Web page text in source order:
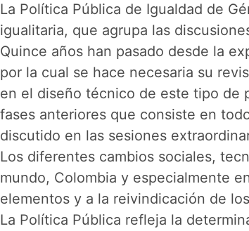
La Política Pública de Igualdad de
igualitaria, que agrupa las
Quince años han pasado desde la
por la cual se hace necesaria su
en el diseño técnico de este tipo de
fases anteriores que consiste en
discutido en las sesiones
Los diferentes cambios sociales,
mundo, Colombia y especialmente
elementos y a la reivindicación de
La Política Pública refleja la